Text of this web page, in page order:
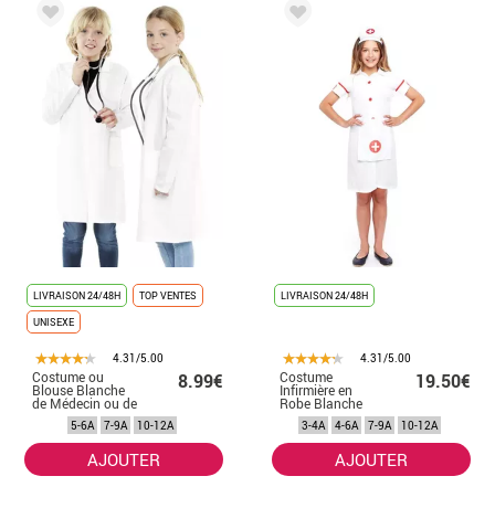
LIVRAISON 24/48H
TOP VENTES
UNISEXE
4.31/5.00
Costume ou
Blouse Blanche
de Médecin ou de
Laboratoire pour
enfant
8.99€
5-6A 7-9A 10-12A
AJOUTER
LIVRAISON 24/48H
4.31/5.00
Costume
Infirmière en
Robe Blanche
pour fille
19.50€
3-4A 4-6A 7-9A 10-12A
AJOUTER